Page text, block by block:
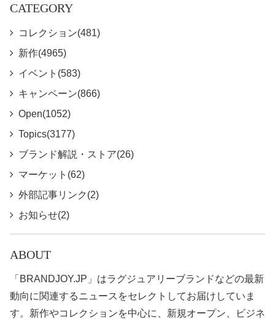
CATEGORY
コレクション(481)
新作(4965)
イベント(583)
キャンペーン(866)
Open(1052)
Topics(3177)
ブランド解説・ストア(26)
マーケット(62)
外部記事リンク(2)
お知らせ(2)
ABOUT
「BRANDJOY.JP」はラグジュアリーブランドなどの最新
動向に関連するニュースをセレクトしてお届けしていま
す。新作やコレクションを中心に、新規オープン、ビジネ